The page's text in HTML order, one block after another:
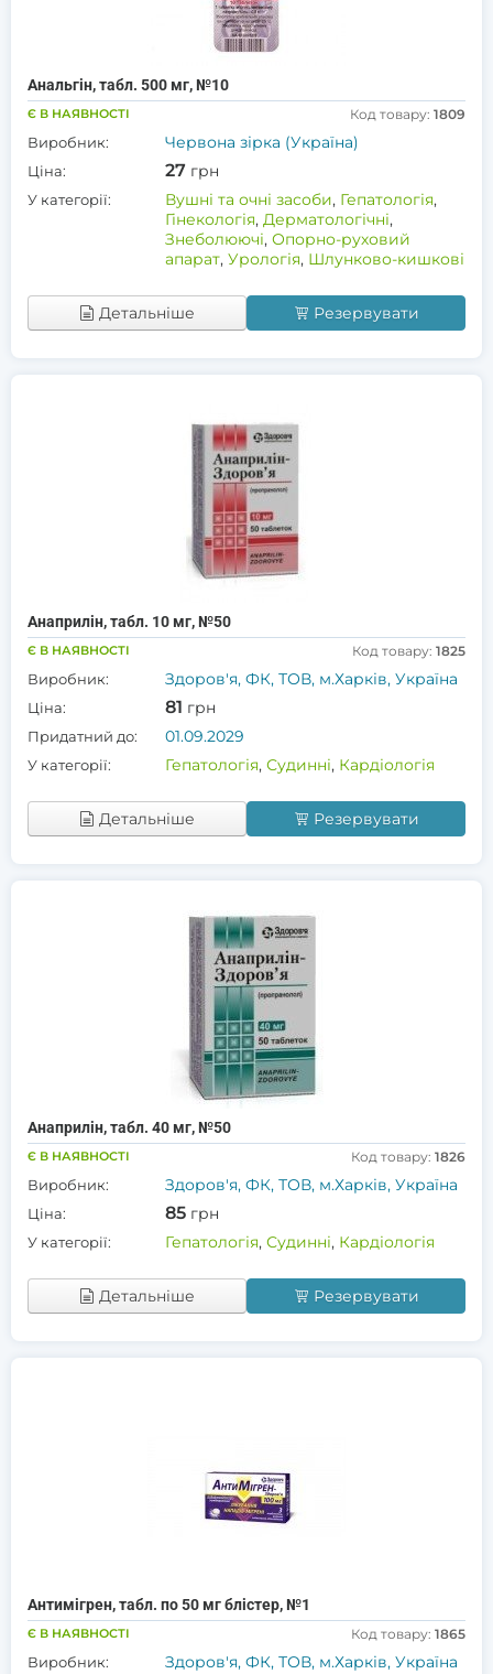
Анальгін, табл. 500 мг, №10
Є В НАЯВНОСТІ Код товару: 1809
Виробник: Червона зірка (Україна)
Ціна: 27 грн
У категорії: Вушні та очні засоби, Гепатологія,
Гінекологія, Дерматологічні,
Знеболюючі, Опорно-руховий
апарат, Урологія, Шлунково-кишкові
Детальніше Резервувати
Анаприлін, табл. 10 мг, №50
Є В НАЯВНОСТІ Код товару: 1825
Виробник: Здоров'я, ФК, ТОВ, м.Харків, Україна
Ціна: 81 грн
Придатний до: 01.09.2029
У категорії: Гепатологія, Судинні, Кардіологія
Детальніше Резервувати
Анаприлін, табл. 40 мг, №50
Є В НАЯВНОСТІ Код товару: 1826
Виробник: Здоров'я, ФК, ТОВ, м.Харків, Україна
Ціна: 85 грн
У категорії: Гепатологія, Судинні, Кардіологія
Детальніше Резервувати
Антимігрен, табл. по 50 мг блістер, №1
Є В НАЯВНОСТІ Код товару: 1865
Виробник: Здоров'я, ФК, ТОВ, м.Харків, Україна